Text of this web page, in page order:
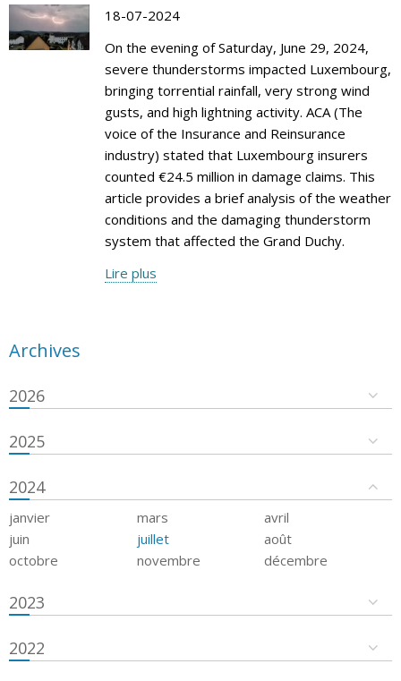
18-07-2024
On the evening of Saturday, June 29, 2024,
severe thunderstorms impacted Luxembourg,
bringing torrential rainfall, very strong wind
gusts, and high lightning activity. ACA (The
voice of the Insurance and Reinsurance
industry) stated that Luxembourg insurers
counted €24.5 million in damage claims. This
article provides a brief analysis of the weather
conditions and the damaging thunderstorm
system that affected the Grand Duchy.
Lire plus
Archives
2026
2025
2024
janvier mars
avril
juin
juillet
août
octobre
novembre décembre
2023
2022